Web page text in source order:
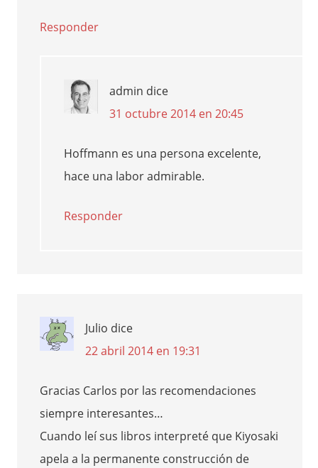
Responder
admin dice
31 octubre 2014 en 20:45
Hoffmann es una persona excelente,
hace una labor admirable.
Responder
Julio dice
22 abril 2014 en 19:31
Gracias Carlos por las recomendaciones
siempre interesantes…
Cuando leí sus libros interpreté que Kiyosaki
apela a la permanente construcción de